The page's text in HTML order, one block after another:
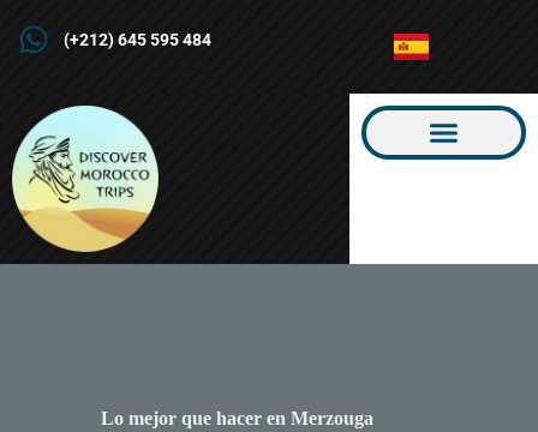
(+212) 645 595 484
Lo mejor que hacer en Merzouga